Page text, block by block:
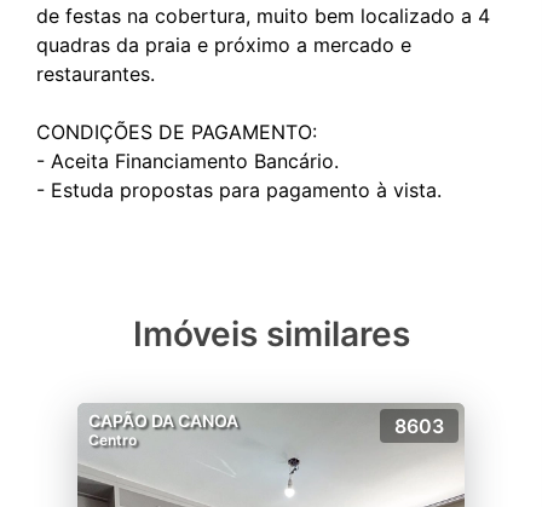
de festas na cobertura, muito bem localizado a 4
quadras da praia e próximo a mercado e
restaurantes.
CONDIÇÕES DE PAGAMENTO:
- Aceita Financiamento Bancário.
Imóveis similares
CAPÃO DA CANOA
Centro
8603